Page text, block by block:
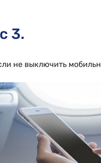
3.
не выключить